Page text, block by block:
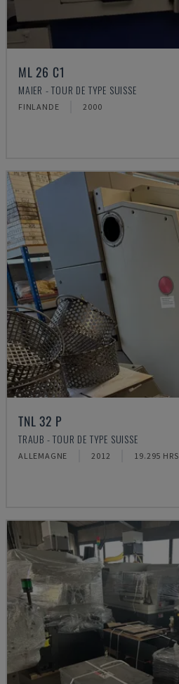
ML 26 C1
MAIER - TOUR DE TYPE SUISSE
FINLANDE 2000
TNL 32 P
TRAUB - TOUR DE TYPE SUISSE
ALLEMAGNE 2012 19.295 HRS